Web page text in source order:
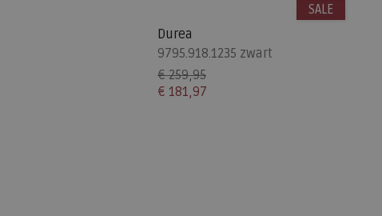
Durea
9795.918.1235 zwart
€ 259,95
€ 181,97
SALE